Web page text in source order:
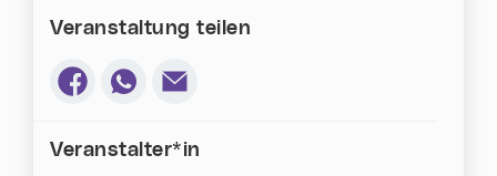
Veranstaltung teilen
Veranstalter*in